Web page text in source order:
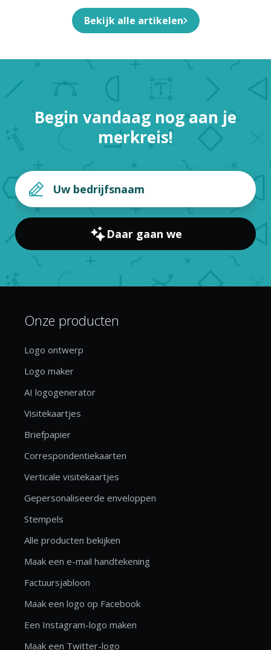
Bekijk alle artikelen
Begin vandaag nog aan je
merkreis!
Daar gaan we
Onze producten
Logo ontwerp
Logo maker
AI logogenerator
Visitekaartjes
Briefpapier
Correspondentiekaarten
Verticale visitekaartjes
Gepersonaliseerde enveloppen
Stempels
Alle producten bekijken
Maak een e-mail handtekening
Factuursjabloon
Maak een logo op Facebook
Een Instagram-logo maken
Maak een Twitter-logo